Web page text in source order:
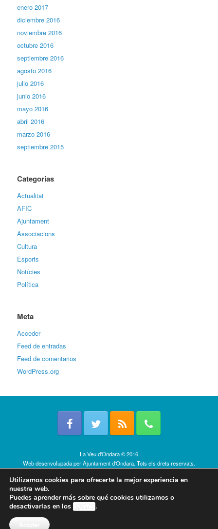
enero 2017
diciembre 2016
noviembre 2016
octubre 2016
septiembre 2016
agosto 2016
julio 2016
junio 2016
mayo 2016
abril 2016
marzo 2016
septiembre 2015
Categorías
Actualitat
AFIC
Ajuntament
Associacions
Cultura
Esports
Notícies
Política
Meta
Acceder
Feed de entradas
Feed de comentarios
WordPress.org
La Veu d'Ondara © 2016
Web desenvolupada perAjuntament d'Ondara. Tots els drets reservats.
Utilizamos cookies para ofrecerte la mejor experiencia en
nuestra web.
Puedes aprender más sobre qué cookies utilizamos o
desactivarlas en los ajustes.